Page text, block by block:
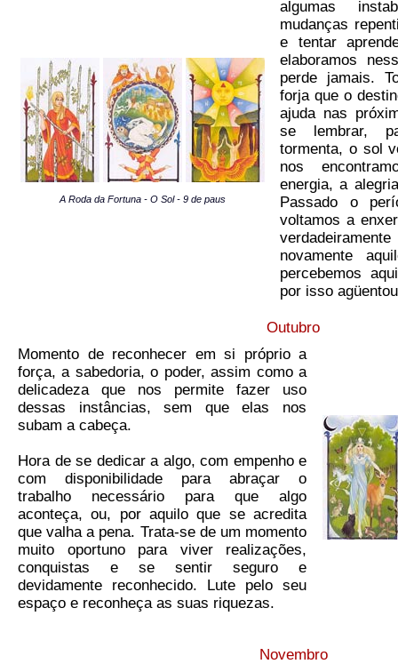
A Roda da Fortuna - O Sol - 9 de paus
algumas
mudanças
e tentar
elaboramos
perde jamais.
forja que o
ajuda nas
se lembrar,
tormenta, o sol
nos
energia, a
Passado o
voltamos a
novamente
percebemos
por isso
Outubro
Momento de reconhecer em si próprio a
força, a sabedoria, o poder, assim como a
delicadeza que nos permite fazer uso
dessas instâncias, sem que elas nos
subam a cabeça.
Hora de se dedicar a algo, com empenho e
com disponibilidade para abraçar o
trabalho necessário para que algo
aconteça, ou, por aquilo que se acredita
que valha a pena. Trata-se de um momento
muito oportuno para viver realizações,
conquistas e se sentir seguro e
devidamente reconhecido. Lute pelo seu
espaço e reconheça as suas riquezas.
Novembro